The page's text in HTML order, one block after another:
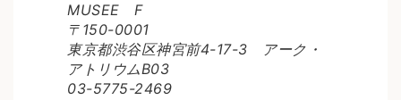
MUSEE F
〒150-0001
東京都渋谷区神宮前4-17-3 アーク・
アトリウムB03
03-5775-2469